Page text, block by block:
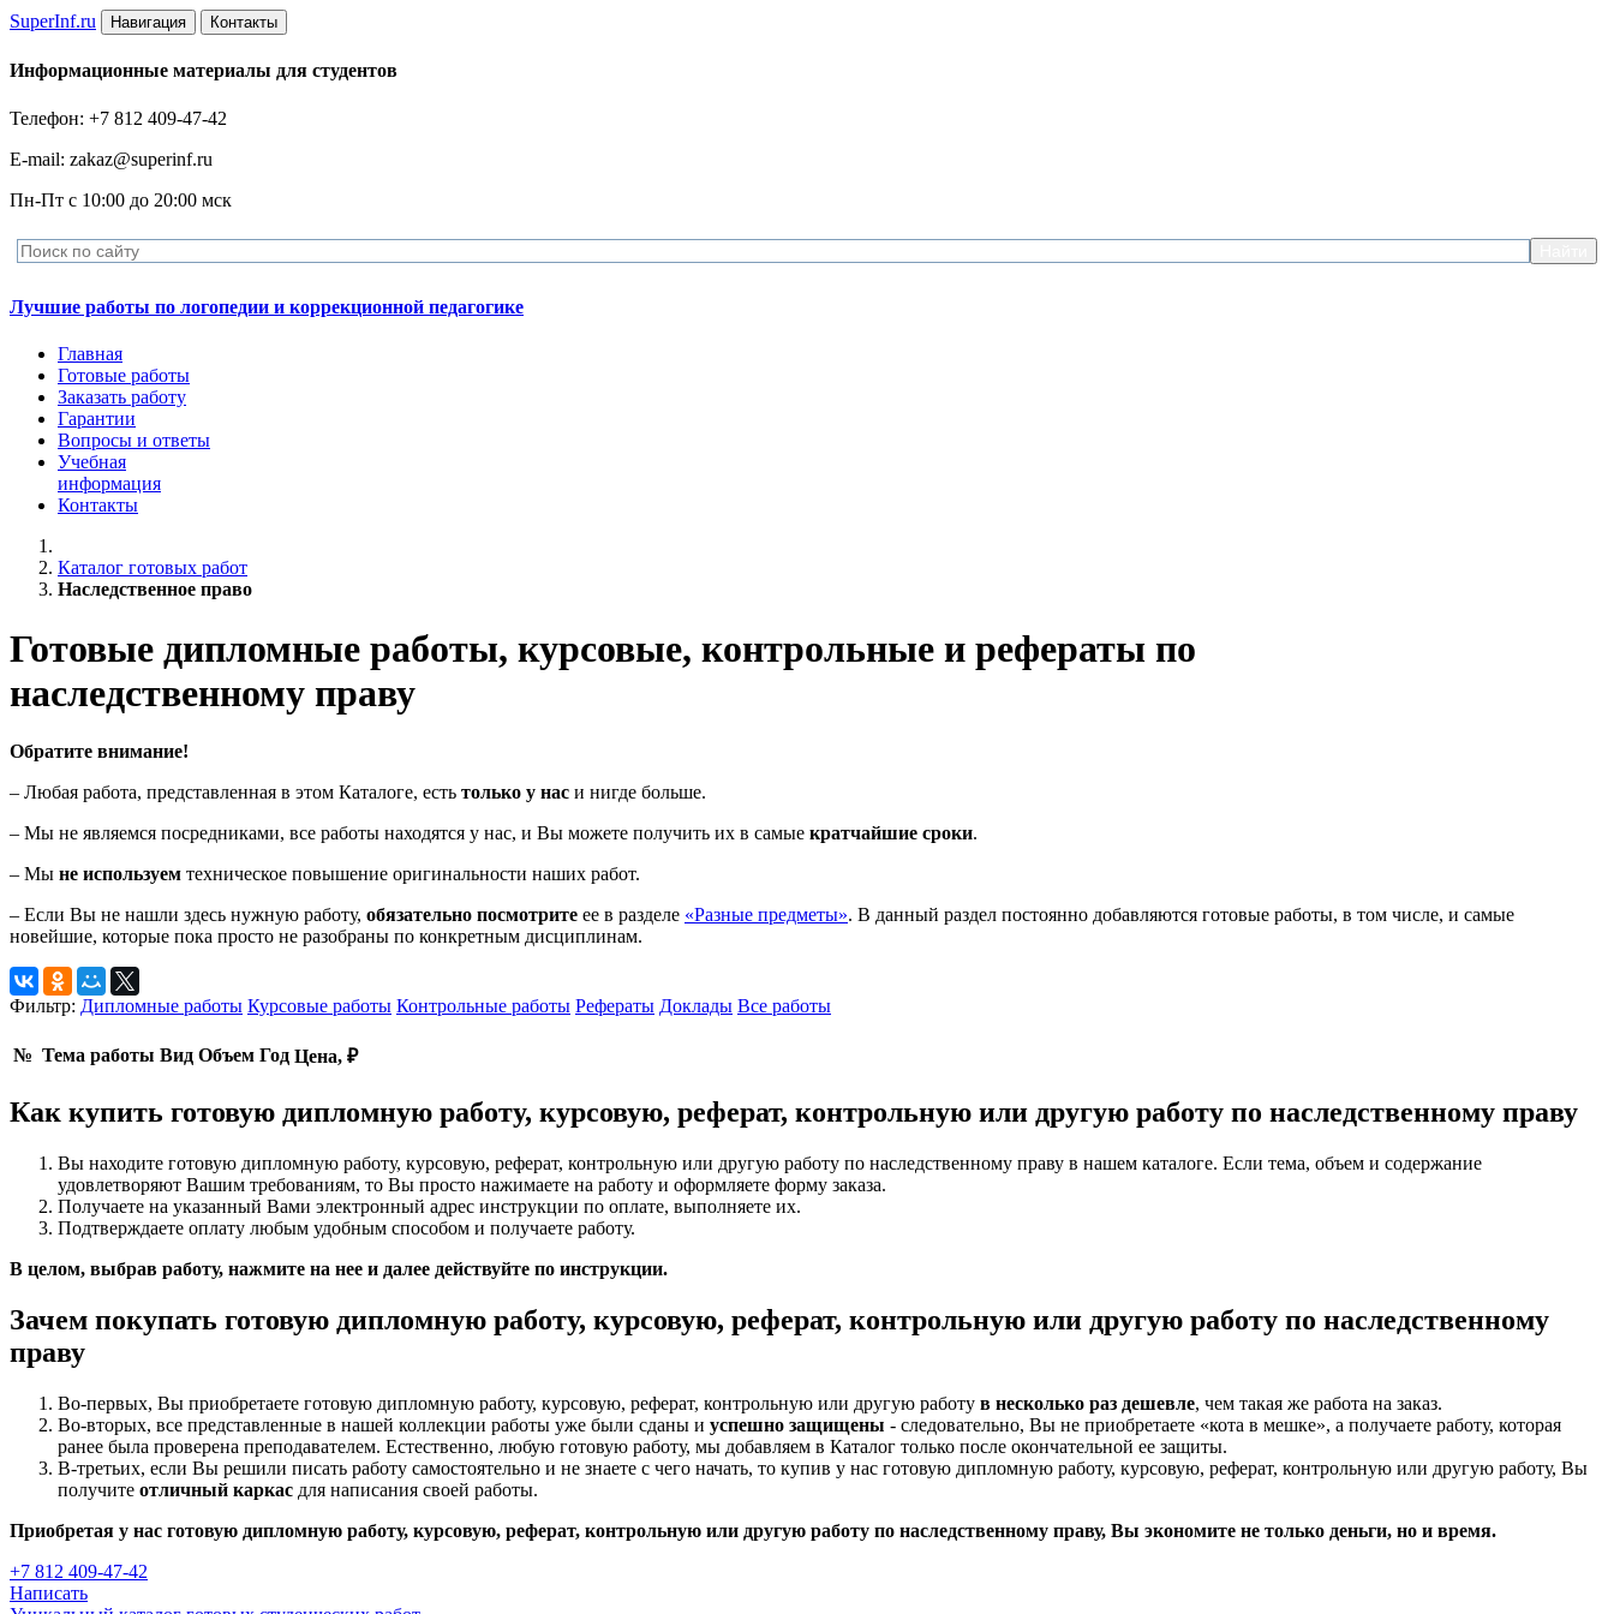
SuperInf.ru Навигация Контакты
Информационные материалы для студентов
Телефон: +7 812 409-47-42
E-mail: zakaz@superinf.ru
Пн-Пт с 10:00 до 20:00 мск
Лучшие работы по логопедии и коррекционной педагогике
Главная
Готовые работы
Заказать работу
Гарантии
Вопросы и ответы
Учебная
информация
Контакты
Каталог готовых работ
Наследственное право
Готовые дипломные работы, курсовые, контрольные и рефераты по
наследственному праву
Обратите внимание!
– Любая работа, представленная в этом Каталоге, есть только у нас и нигде больше.
– Мы не являемся посредниками, все работы находятся у нас, и Вы можете получить их в самые кратчайшие сроки.
– Мы не используем техническое повышение оригинальности наших работ.
– Если Вы не нашли здесь нужную работу, обязательно посмотрите ее в разделе «Разные предметы». В данный раздел постоянно добавляются готовые работы, в том числе, и самые
новейшие, которые пока просто не разобраны по конкретным дисциплинам.
Фильтр: Дипломные работы Курсовые работы Контрольные работы Рефераты Доклады Все работы
№ Тема работы Вид Объем Год Цена, ₽
Как купить готовую дипломную работу, курсовую, реферат, контрольную или другую работу по наследственному праву
Вы находите готовую дипломную работу, курсовую, реферат, контрольную или другую работу по наследственному праву в нашем каталоге. Если тема, объем и содержание
удовлетворяют Вашим требованиям, то Вы просто нажимаете на работу и оформляете форму заказа.
Получаете на указанный Вами электронный адрес инструкции по оплате, выполняете их.
Подтверждаете оплату любым удобным способом и получаете работу.
В целом, выбрав работу, нажмите на нее и далее действуйте по инструкции.
Зачем покупать готовую дипломную работу, курсовую, реферат, контрольную или другую работу по наследственному
праву
Во-первых, Вы приобретаете готовую дипломную работу, курсовую, реферат, контрольную или другую работу в несколько раз дешевле, чем такая же работа на заказ.
Во-вторых, все представленные в нашей коллекции работы уже были сданы и успешно защищены - следовательно, Вы не приобретаете «кота в мешке», а получаете работу, которая
ранее была проверена преподавателем. Естественно, любую готовую работу, мы добавляем в Каталог только после окончательной ее защиты.
В-третьих, если Вы решили писать работу самостоятельно и не знаете с чего начать, то купив у нас готовую дипломную работу, курсовую, реферат, контрольную или другую работу, Вы
получите отличный каркас для написания своей работы.
Приобретая у нас готовую дипломную работу, курсовую, реферат, контрольную или другую работу по наследственному праву, Вы экономите не только деньги, но и время.
+7 812 409-47-42
Написать